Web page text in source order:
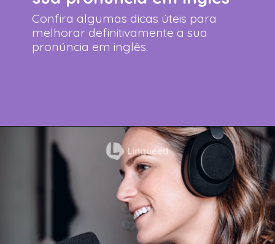
Confira algumas dicas úteis para
melhorar definitivamente a sua
pronúncia em inglês.